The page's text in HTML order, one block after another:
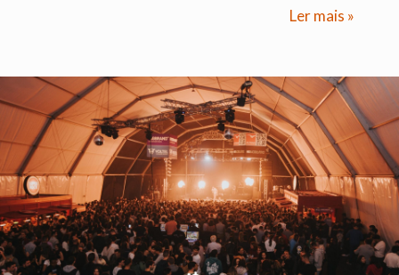
Ler mais »